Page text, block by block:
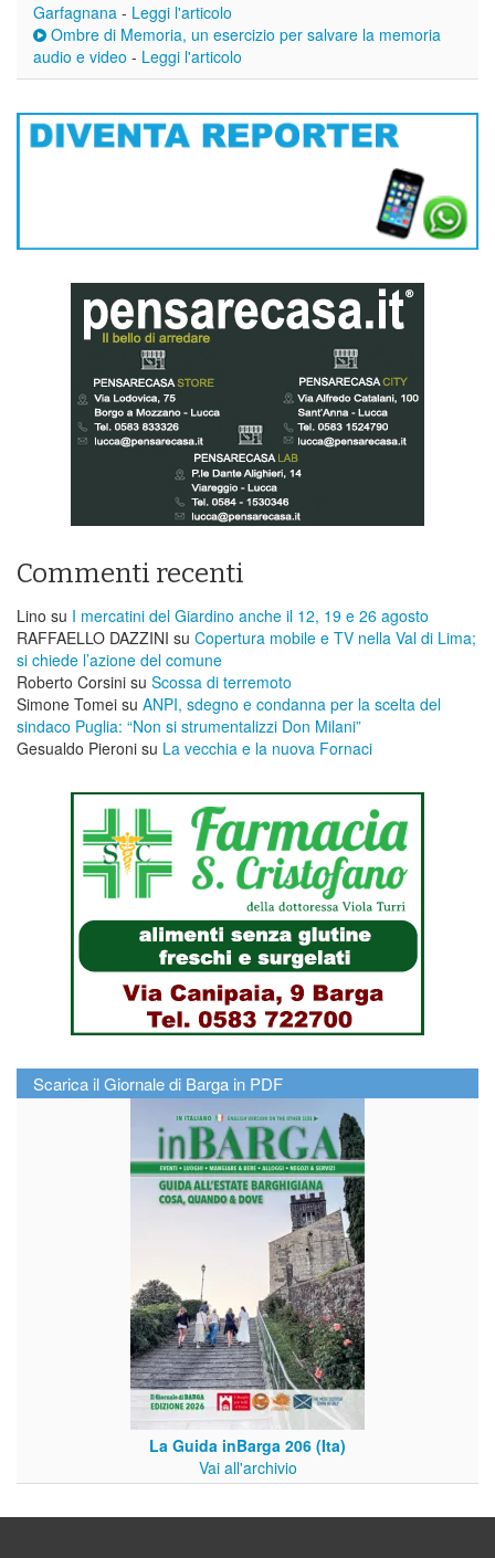
Garfagnana - Leggi l'articolo
Ombre di Memoria, un esercizio per salvare la memoria
audio e video - Leggi l'articolo
Commenti recenti
Lino su I mercatini del Giardino anche il 12, 19 e 26 agosto
RAFFAELLO DAZZINI su ​Copertura mobile e TV nella Val di Lima;
si chiede l’azione del comune
Roberto Corsini su Scossa di terremoto
Simone Tomei su ANPI, sdegno e condanna per la scelta del
sindaco Puglia: “Non si strumentalizzi Don Milani”
Gesualdo Pieroni su La vecchia e la nuova Fornaci
Scarica il Giornale di Barga in PDF
La Guida inBarga 206 (Ita)
Vai all'archivio